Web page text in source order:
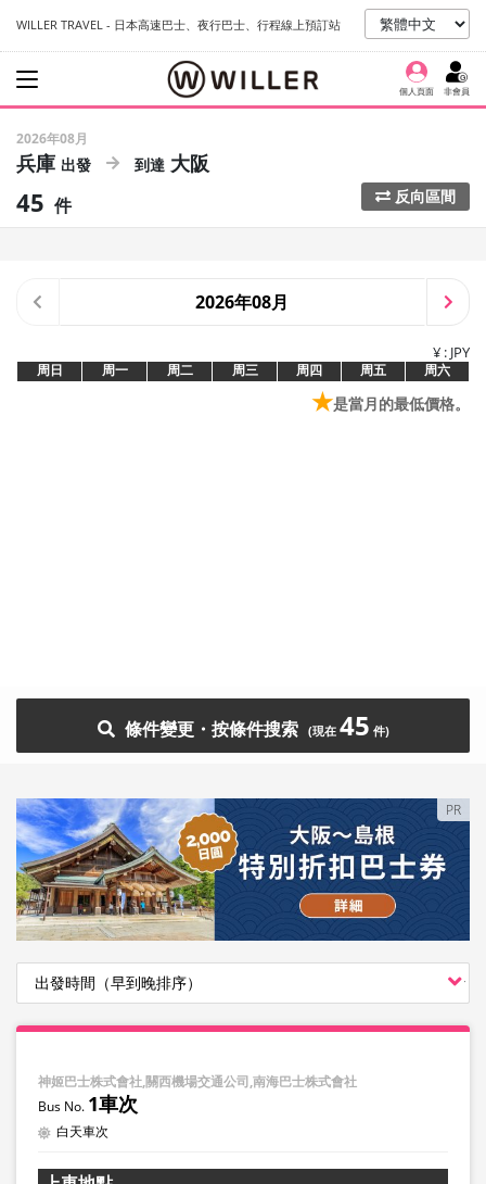
WILLER TRAVEL - 日本高速巴士、夜行巴士、行程線上預訂站
個人頁面 非會員
2026年08月
兵庫 大阪
45 件 反向區間
2026年08月
¥ : JPY
周日 周一 周二 周三 周四 周五 周六
★是當月的最低價格。
條件變更・按條件搜索 45
PR
神姬巴士株式會社,關西機場交通公司,南海巴士株式會社
1車次
白天車次